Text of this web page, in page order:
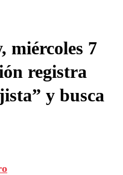
miércoles 7
registra
y busca